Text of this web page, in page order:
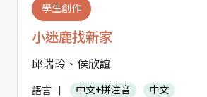
學生創作
小迷鹿找新家
邱瑞玲、侯欣誼
語言 中文+拼注音
中文